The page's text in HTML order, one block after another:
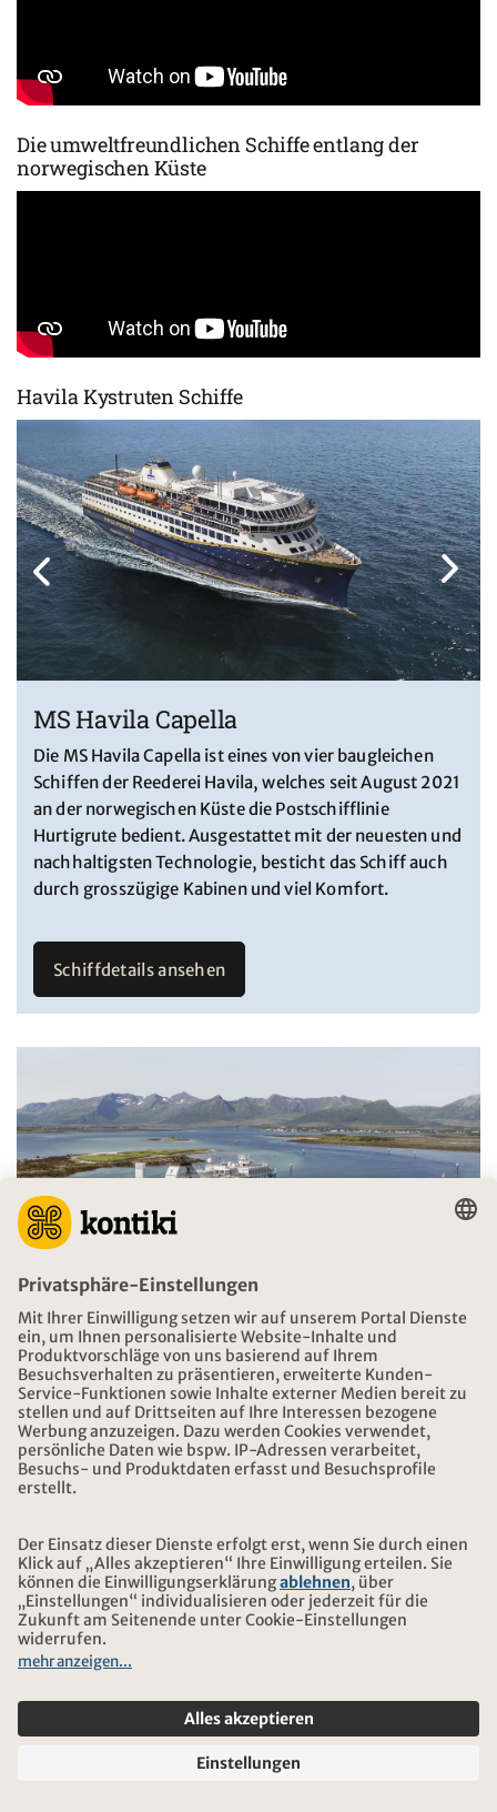
Die umweltfreundlichen Schiffe entlang der
norwegischen Küste
Havila Kystruten Schiffe
MS Havila Capella
Die MS Havila Capella ist eines von vier baugleichen
Schiffen der Reederei Havila, welches seit August 2021
an der norwegischen Küste die Postschifflinie
Hurtigrute bedient. Ausgestattet mit der neuesten und
nachhaltigsten Technologie, besticht das Schiff auch
durch grosszügige Kabinen und viel Komfort.
Schiffdetails ansehen
Havila Kystruten / Marius Beck Dahle ©
MS Havila Castor
Die MS Havila Castor ist eines von vier baugleichen
Schiffen der Reederei Havila, welches seit 2022 an der
norwegischen Küste die Postschifflinie Hurtigrute
bedient. Ausgestattet mit der neusten und
nachhaltigsten Technologie besticht das Schiff auch
Schiffdetails ansehen